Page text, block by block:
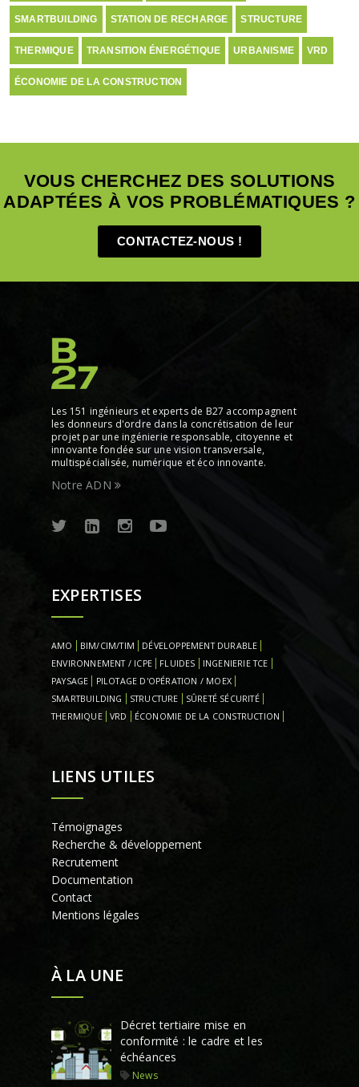
SMARTBUILDING STATION DE RECHARGE STRUCTURE
THERMIQUE TRANSITION ÉNERGÉTIQUE URBANISME VRD
ÉCONOMIE DE LA CONSTRUCTION
VOUS CHERCHEZ DES SOLUTIONS
ADAPTÉES À VOS PROBLÉMATIQUES ?
CONTACTEZ-NOUS !
Les 151 ingénieurs et experts de B27 accompagnent
les donneurs d'ordre dans la concrétisation de leur
projet par une ingénierie responsable, citoyenne et
innovante fondée sur une vision transversale,
multispécialisée, numérique et éco innovante.
Notre ADN
EXPERTISES
AMO BIM/CIM/TIM
DÉVELOPPEMENT DURABLE
ENVIRONNEMENT / ICPE
FLUIDES
INGENIERIE TCE
PAYSAGE
PILOTAGE D'OPÉRATION / MOEX
SMARTBUILDING
STRUCTURE
SÛRETÉ SÉCURITÉ
THERMIQUE
VRD ÉCONOMIE DE LA CONSTRUCTION
LIENS UTILES
Témoignages
Recherche & développement
Recrutement
Documentation
Contact
Mentions légales
À LA UNE
Décret tertiaire mise en
conformité : le cadre et les
échéances
News